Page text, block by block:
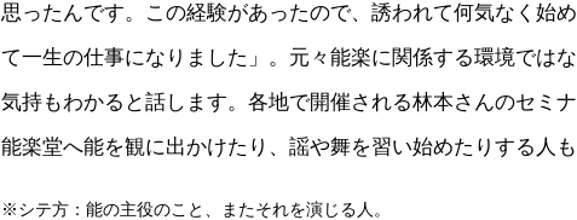
思ったんです。この経験があったので、誘われて何気なく始
て一生の仕事になりました」。元々能楽に関係する環境では
気持もわかると話します。各地で開催される林本さんのセミ
能楽堂へ能を観に出かけたり、謡や舞を習い始めたりする人も
※シテ方：能の主役のこと、またそれを演じる人。